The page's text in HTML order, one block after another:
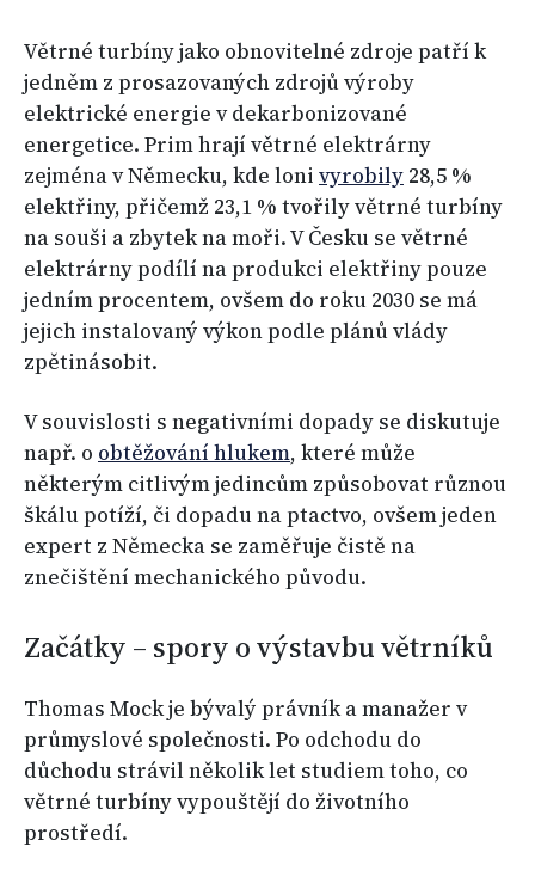
Větrné turbíny jako obnovitelné zdroje patří k
jedněm z prosazovaných zdrojů výroby
elektrické energie v dekarbonizované
energetice. Prim hrají větrné elektrárny
zejména v Německu, kde loni vyrobily 28,5 %
elektřiny, přičemž 23,1 % tvořily větrné turbíny
na souši a zbytek na moři. V Česku se větrné
elektrárny podílí na produkci elektřiny pouze
jedním procentem, ovšem do roku 2030 se má
jejich instalovaný výkon podle plánů vlády
zpětinásobit.
V souvislosti s negativními dopady se diskutuje
např. o obtěžování hlukem, které může
některým citlivým jedincům způsobovat různou
škálu potíží, či dopadu na ptactvo, ovšem jeden
expert z Německa se zaměřuje čistě na
znečištění mechanického původu.
Začátky – spory o výstavbu větrníků
Thomas Mock je bývalý právník a manažer v
průmyslové společnosti. Po odchodu do
důchodu strávil několik let studiem toho, co
větrné turbíny vypouštějí do životního
prostředí.